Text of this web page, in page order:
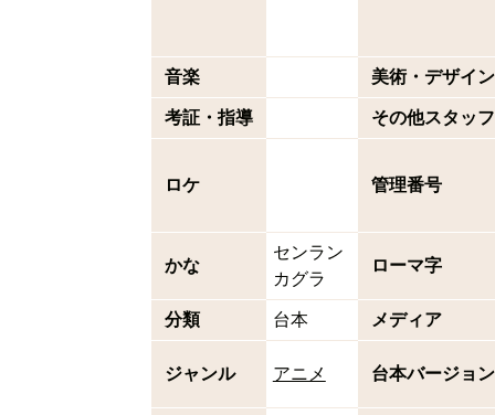
音楽 美術・デザイン
考証・指導 その他スタッフ
ロケ 管理番号
かな
センラン
カグラ
ローマ字
分類 台本 メディア
ジャンル アニメ 台本バージョン